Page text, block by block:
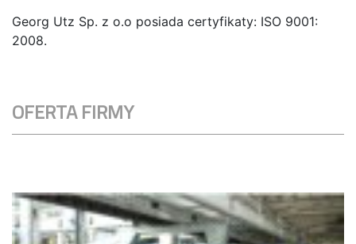
Georg Utz Sp. z o.o posiada certyfikaty: ISO 9001:
2008.
OFERTA FIRMY